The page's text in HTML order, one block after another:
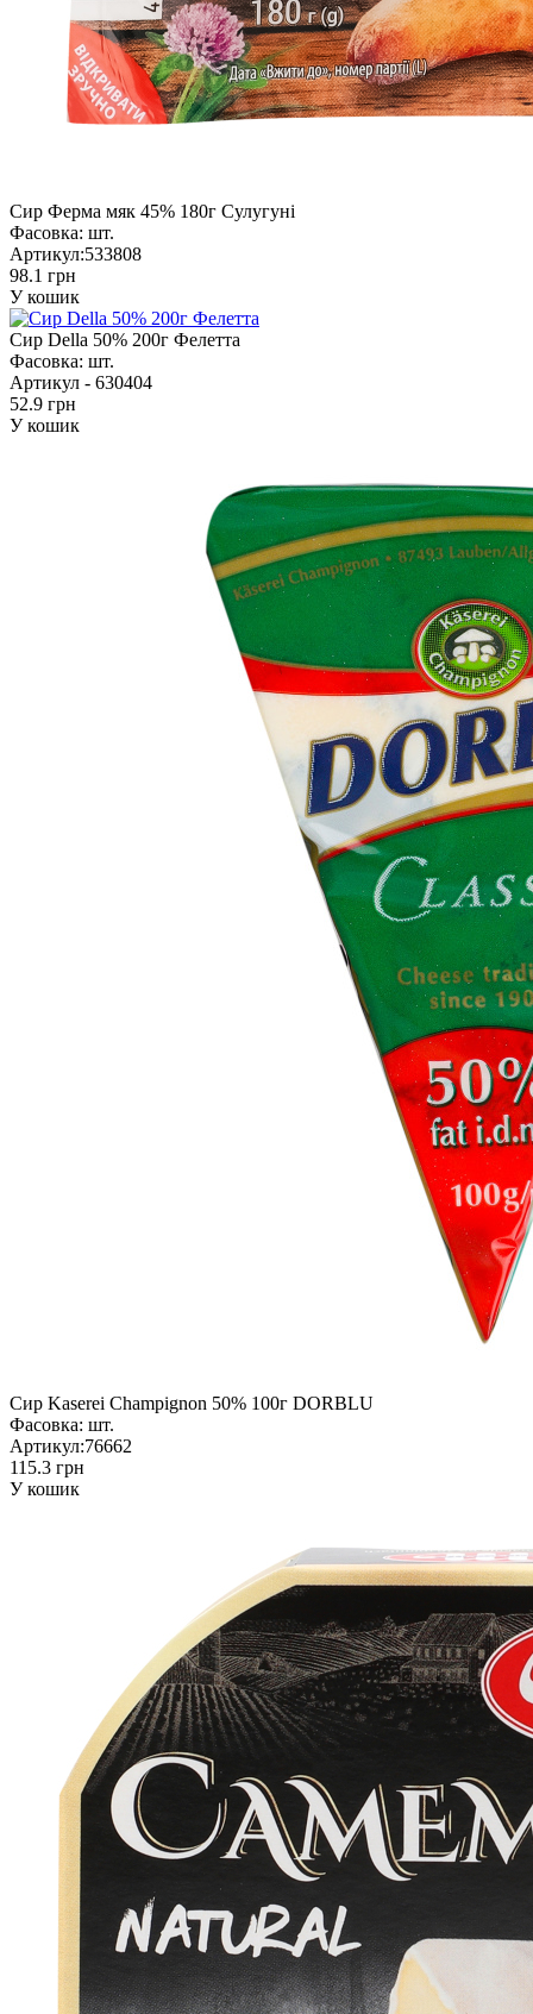
Сир Ферма мяк 45% 180г Сулугуні
Фасовка: шт.
Артикул:533808
98.1 грн
У кошик
Сир Della 50% 200г Фелетта
Фасовка: шт.
Артикул - 630404
52.9 грн
У кошик
Сир Kaserei Champignon 50% 100г DORBLU
Фасовка: шт.
Артикул:76662
115.3 грн
У кошик